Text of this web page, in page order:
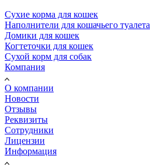
Сухие корма для кошек
Наполнители для кошачьего туалета
Домики для кошек
Когтеточки для кошек
Сухой корм для собак
Компания
О компании
Новости
Отзывы
Реквизиты
Сотрудники
Лицензии
Информация